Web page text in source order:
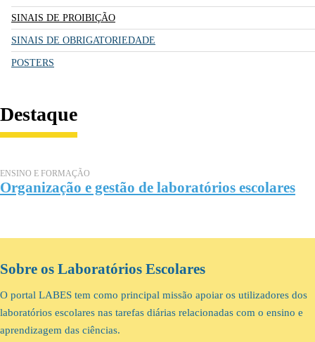
SINAIS DE PROIBIÇÃO
SINAIS DE OBRIGATORIEDADE
POSTERS
Destaque
ENSINO E FORMAÇÃO
Organização e gestão de laboratórios escolares
Sobre os Laboratórios Escolares
O portal LABES tem como principal missão apoiar os utilizadores dos
laboratórios escolares nas tarefas diárias relacionadas com o ensino e
aprendizagem das ciências.